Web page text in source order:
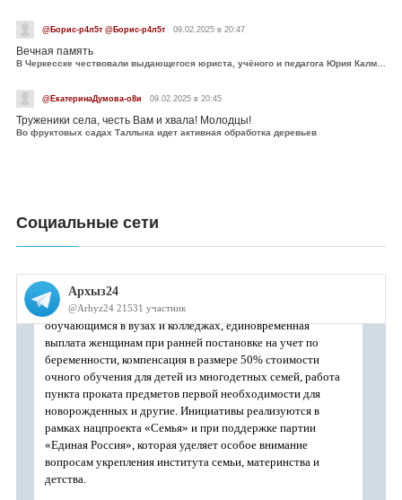
@Борис-р4л5т @Борис-р4л5т 09.02.2025 в 20:47
Вечная память
В Черкесске чествовали выдающегося юриста, учёного и педагога Юрия Калмыкова
@ЕкатеринаДумова-о8и 09.02.2025 в 20:45
Труженики села, честь Вам и хвала! Молодцы!
Во фруктовых садах Таллыка идет активная обработка деревьев
Социальные сети